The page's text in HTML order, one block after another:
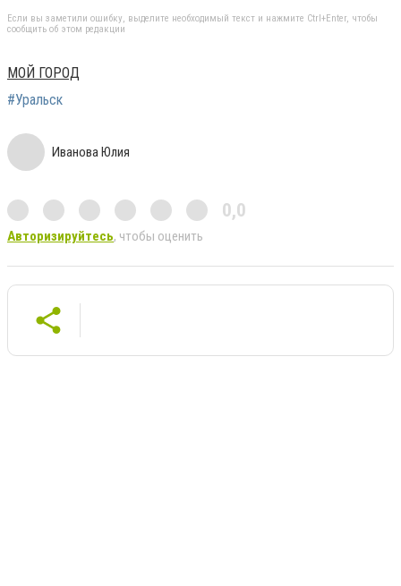
Если вы заметили ошибку, выделите необходимый текст и нажмите Ctrl+Enter, чтобы
сообщить об этом редакции
МОЙ ГОРОД
#Уральск
Иванова Юлия
0,0
Авторизируйтесь, чтобы оценить